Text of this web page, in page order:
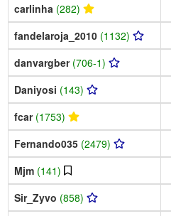
carlinha (282)
fandelaroja_2010 (1132)
danvargber (706-1)
Daniyosi (143)
fcar (1753)
Fernando035 (2479)
Mjm (141)
Sir_Zyvo (858)